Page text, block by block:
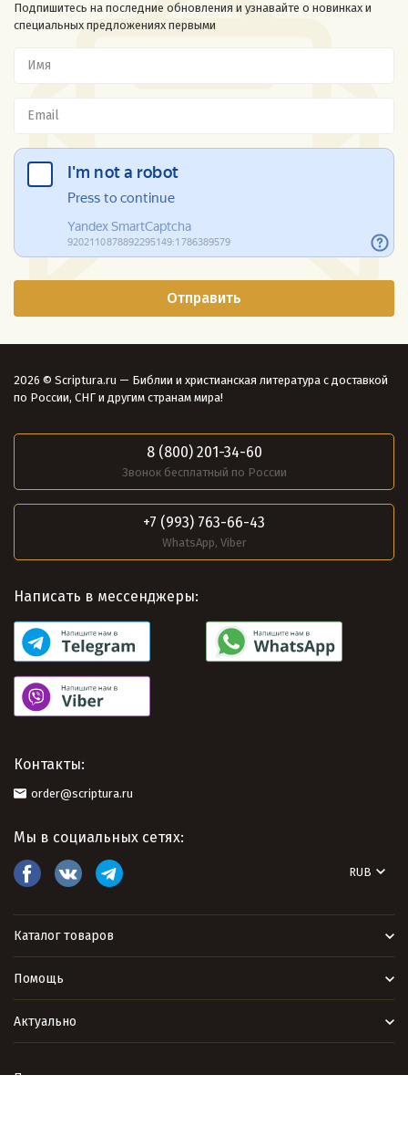
Подпишитесь на последние обновления и узнавайте о новинках и
специальных предложениях первыми
2026 © Scriptura.ru — Библии и христианская литература с доставкой
по России, СНГ и другим странам мира!
8 (800) 201-34-60
Звонок бесплатный по России
+7 (993) 763-66-43
WhatsApp, Viber
Написать в мессенджеры:
Контакты:
order@scriptura.ru
Мы в социальных сетях:
RUB
Каталог товаров
Помощь
Актуально
Политика персональных данных